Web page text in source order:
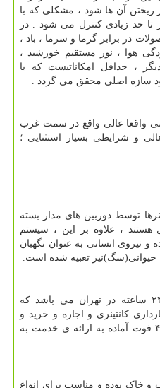
ریختن آن ها شود ، مشکلی که با
تا حد زیادی کنترل می شود . در
در برابر گرما و سرما ، باد ،
هوا ، نور مستقیم خورشید ،
، حداقل امکاناتیست که با
سازه اصلی محقق می گردد .
واقعا عالی واقع در سمت غرب
و شرایطی بسیار استثنایی ؛
توسط دوربین های مدار بسته
، علاوه بر این ، سیستم
و نیروی انسانی به عنوان نگهبان
حیوانی(سگ)نیز تعبیه شده است.
تجارت دپو اولین انبار کانتینری ۲۴ ساعته در تهران می باشد که
کانتینری و اجاره و خرید و
فروش انواع کانتینر های ۴۰٫۲۰٫۱۰ فوت آماده به ارائه ی خدمت به
و خاک بوده و مناسب برای انواع